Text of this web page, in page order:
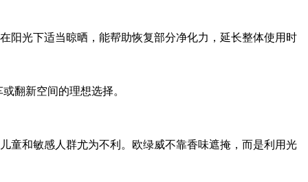
阳光下适当晾晒，能帮助恢复部分净化力，延长整体使用时
翻新空间的理想选择。
童和敏感人群尤为不利。欧绿威不靠香味遮掩，而是利用光